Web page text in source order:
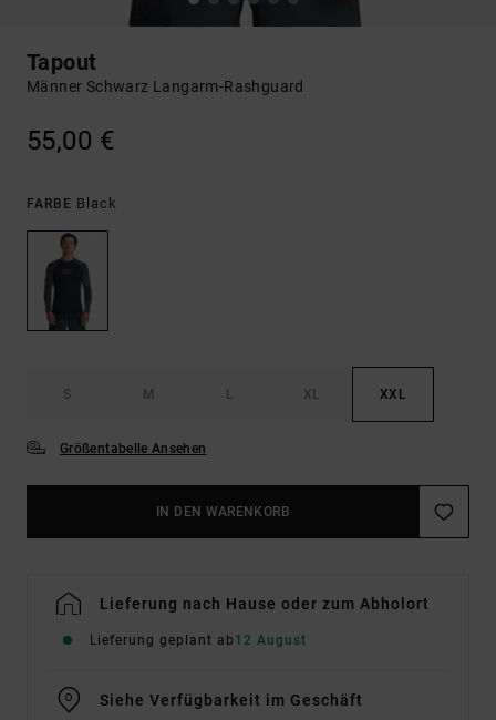
Tapout
Männer Schwarz Langarm-Rashguard
55,00 €
FARBE Black
S M L XL XXL
Größentabelle Ansehen
IN DEN WARENKORB
Lieferung nach Hause oder zum Abholort
Lieferung geplant ab 12 August
Siehe Verfügbarkeit im Geschäft